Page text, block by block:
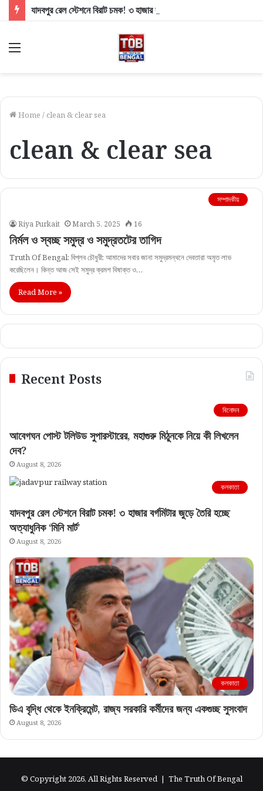
Menu
Home / clean & clear sea
clean & clear sea
সম্পাদকীয়
Riya Purkait March 5, 2025 16
নির্মল ও স্বচ্ছ সমুদ্র ও সমুদ্রতটের তাগিদ
Truth Of Bengal: বিপ্লব চৌধুরী: আমাদের সবার জানা সমুদ্রমন্থনে দেবতারা অমৃত লাভ
করেছিলেন। কিন্ত আজ সেই সমুদ্র ক্রমশ বিষাক্ত ও…
Read More »
Recent Posts
বিনোদন
আবেগঘন পোস্ট টলিউড সুপারস্টারের, মহাগুরু মিঠুনকে নিয়ে কী লিখলেন
দেব?
August 8, 2026
কলকাতা
যাদবপুর রেল স্টেশনে বিরাট চমক! ৩ হাজার বর্গমিটার জুড়ে তৈরি হচ্ছে
অত্যাধুনিক ‘মিনি মার্ট’
August 8, 2026
কলকাতা
ডিএ বৃদ্ধি থেকে ইনক্রিমেন্ট, রাজ্য সরকারি কর্মীদের জন্য একগুচ্ছ সুসংবাদ
August 8, 2026
© Copyright 2026, All Rights Reserved | The Truth Of Bengal